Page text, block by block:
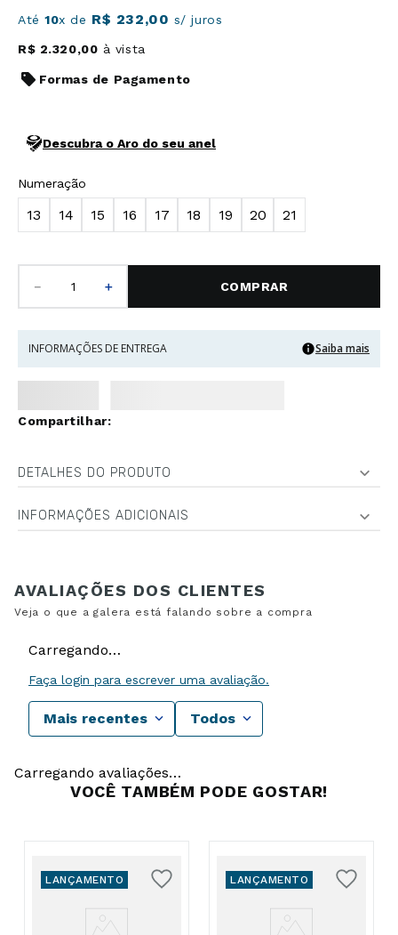
Até10x de R$ 232,00 s/ juros
R$ 2.320,00 à vista
Formas de Pagamento
Descubra o Aro do seu anel
Numeração
13 14 15 16 17 18 19 20 21
＋
－ COMPRAR
INFORMAÇÕES DE ENTREGA Saiba mais
DETALHES DO PRODUTO
INFORMAÇÕES ADICIONAIS
Carregando…
Faça login para escrever uma avaliação.
Mais recentes Todos
Carregando avaliações…
VOCÊ TAMBÉM PODE GOSTAR!
LANÇAMENTO LANÇAMENTO